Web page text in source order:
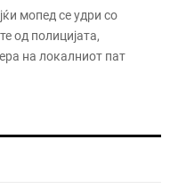
мопед се удри со
од полицијата,
на локалниот пат